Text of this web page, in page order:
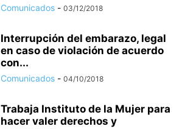
Comunicados - 03/12/2018
Interrupción del embarazo, legal
en caso de violación de acuerdo
con...
Comunicados - 04/10/2018
Trabaja Instituto de la Mujer para
hacer valer derechos y